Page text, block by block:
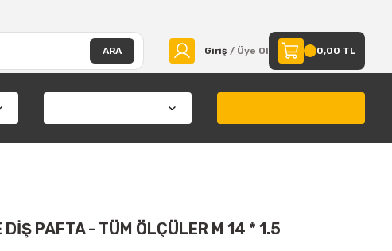
ARA Giriş / Üye Ol 0,00 TL
DİŞ PAFTA - TÜM ÖLÇÜLER M 14 * 1.5